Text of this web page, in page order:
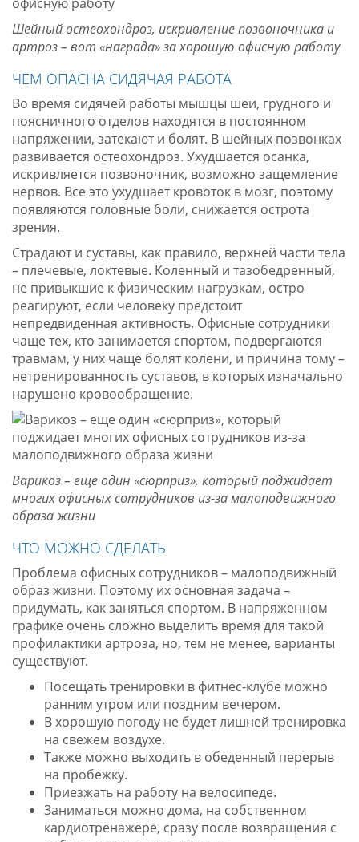
Шейный остеохондроз, искривление позвоночника и
артроз – вот «награда» за хорошую офисную работу
ЧЕМ ОПАСНА СИДЯЧАЯ РАБОТА
Во время сидячей работы мышцы шеи, грудного и
поясничного отделов находятся в постоянном
напряжении, затекают и болят. В шейных позвонках
развивается остеохондроз. Ухудшается осанка,
искривляется позвоночник, возможно защемление
нервов. Все это ухудшает кровоток в мозг, поэтому
появляются головные боли, снижается острота
зрения.
Страдают и суставы, как правило, верхней части тела
– плечевые, локтевые. Коленный и тазобедренный,
не привыкшие к физическим нагрузкам, остро
реагируют, если человеку предстоит
непредвиденная активность. Офисные сотрудники
чаще тех, кто занимается спортом, подвергаются
травмам, у них чаще болят колени, и причина тому –
нетренированность суставов, в которых изначально
нарушено кровообращение.
Варикоз – еще один «сюрприз», который поджидает
многих офисных сотрудников из-за малоподвижного
образа жизни
ЧТО МОЖНО СДЕЛАТЬ
Проблема офисных сотрудников – малоподвижный
образ жизни. Поэтому их основная задача –
придумать, как заняться спортом. В напряженном
графике очень сложно выделить время для такой
профилактики артроза, но, тем не менее, варианты
существуют.
Посещать тренировки в фитнес-клубе можно
ранним утром или поздним вечером.
В хорошую погоду не будет лишней тренировка
на свежем воздухе.
Также можно выходить в обеденный перерыв
на пробежку.
Приезжать на работу на велосипеде.
Заниматься можно дома, на собственном
кардиотренажере, сразу после возвращения с